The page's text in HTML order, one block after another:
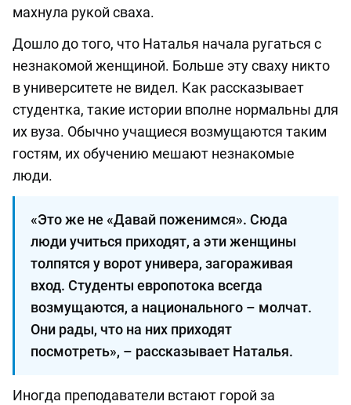
махнула рукой сваха.
Дошло до того, что Наталья начала ругаться с
незнакомой женщиной. Больше эту сваху никто
в университете не видел. Как рассказывает
студентка, такие истории вполне нормальны для
их вуза. Обычно учащиеся возмущаются таким
гостям, их обучению мешают незнакомые
люди.
«Это же не «Давай поженимся». Сюда
люди учиться приходят, а эти женщины
толпятся у ворот универа, загораживая
вход. Студенты европотока всегда
возмущаются, а национального­ – молчат.
Они рады, что на них приходят
посмотреть», ­– рассказывает Наталья.
Иногда преподаватели встают горой за